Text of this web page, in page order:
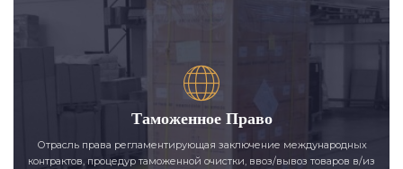
Таможенное Право
Отрасль права регламентирующая заключение международных
контрактов, процедур таможенной очистки, ввоз/вывоз товаров в/из